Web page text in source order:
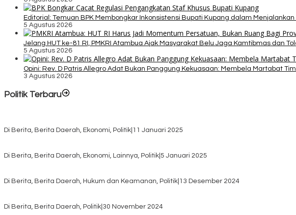
Editorial: Temuan BPK Membongkar Inkonsistensi Bupati Kupang dalam
5 Agustus 2026
Jelang HUT ke-81 RI, PMKRI Atambua Ajak Masyarakat Belu Jaga Kamtibmas dan
5 Agustus 2026
Opini: Rev. D Patris Allegro Adat Bukan Panggung Kekuasaan: Membela Martabat
3 Agustus 2026
Politik Terbaru
Di Berita, Berita Daerah, Ekonomi, Politik 11 Januari 2025
Di Berita, Berita Daerah, Ekonomi, Lainnya, Politik 5 Januari 2025
Di Berita, Berita Daerah, Hukum dan Keamanan, Politik 13 Desember 2024
Di Berita, Berita Daerah, Politik 30 November 2024